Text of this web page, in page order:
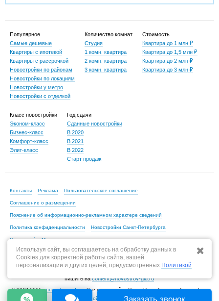
Популярное
Самые дешевые
Квартиры с ипотекой
Квартиры с рассрочкой
Новостройки по районам
Новостройки по локациям
Новостройки у метро
Новостройки с отделкой
Количество комнат
Студия
1 комн. квартира
2 комн. квартира
3 комн. квартира
Стоимость
Квартира до 1 млн ₽
Квартира до 1,5 млн ₽
Квартира до 2 млн ₽
Квартира до 3 млн ₽
Класс новостройки
Эконом-класс
Бизнес-класс
Комфорт-класс
Элит-класс
Год сдачи
Сданные новостройки
В 2020
В 2021
В 2022
Старт продаж
Контакты Реклама Пользовательское соглашение
Соглашение о размещении
Пояснение об информационно-рекламном характере сведений
Политика конфиденциальности Новостройки Санкт-Петербурга
Новостройки Москвы
По всем вопросам, связанным с актуальностью информации на портале,
пишите наcontent@novostroy-gid.ru
© 2013-2026 -novostroy-gid.ru- Все новостройки Санкт-Петербурга и области |
Все новостройки Москвы и области
Используя сайт, вы соглашаетесь на обработку данных в
Cookies для корректной работы сайта, вашей
персонализации и других целей, предусмотренных Политикой